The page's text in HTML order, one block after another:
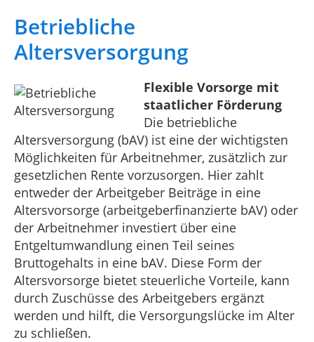
Betriebliche
Altersversorgung
Flexible Vorsorge mit
staatlicher Förderung
Die betriebliche
Altersversorgung (bAV) ist eine der wichtigsten
Möglichkeiten für Arbeitnehmer, zusätzlich zur
gesetzlichen Rente vorzusorgen. Hier zahlt
entweder der Arbeitgeber Beiträge in eine
Altersvorsorge (arbeitgeberfinanzierte bAV) oder
der Arbeitnehmer investiert über eine
Entgeltumwandlung einen Teil seines
Bruttogehalts in eine bAV. Diese Form der
Altersvorsorge bietet steuerliche Vorteile, kann
durch Zuschüsse des Arbeitgebers ergänzt
werden und hilft, die Versorgungslücke im Alter
zu schließen.